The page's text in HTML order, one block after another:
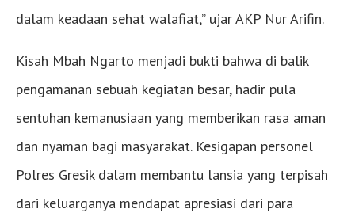
dalam keadaan sehat walafiat,” ujar AKP Nur Arifin.
Kisah Mbah Ngarto menjadi bukti bahwa di balik
pengamanan sebuah kegiatan besar, hadir pula
sentuhan kemanusiaan yang memberikan rasa aman
dan nyaman bagi masyarakat. Kesigapan personel
Polres Gresik dalam membantu lansia yang terpisah
dari keluarganya mendapat apresiasi dari para